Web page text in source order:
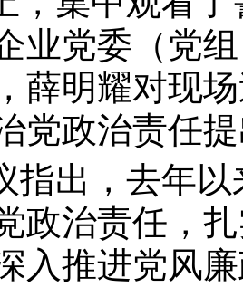
业党委（党
薛明耀对现
党政治责任
指出，去年
政治责任，
入推进党风